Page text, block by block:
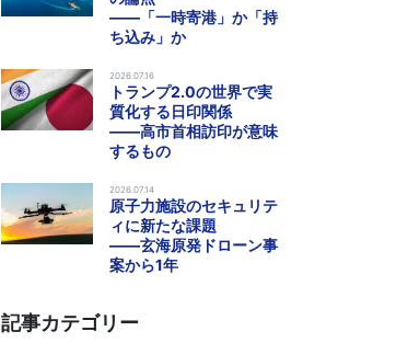
――「一時寄港」か「持
ち込み」か
2026.07.16
トランプ2.0の世界で実
質化する日印関係
――高市首相訪印が意味
するもの
2026.07.14
原子力施設のセキュリテ
ィに新たな課題
――玄海原発ドローン事
案から1年
記事カテゴリー